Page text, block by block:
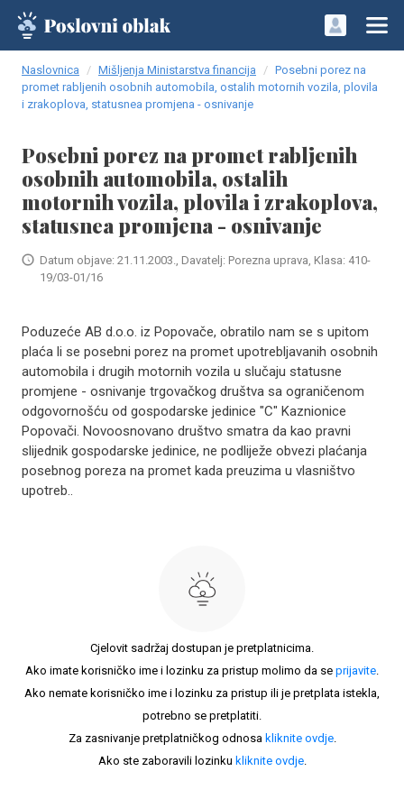
Naslovnica Mišljenja Ministarstva financija
Posebni porez na
promet rabljenih osobnih automobila, ostalih motornih vozila, plovila
i zrakoplova, statusnea promjena - osnivanje
Posebni porez na promet rabljenih
osobnih automobila, ostalih
motornih vozila, plovila i zrakoplova,
statusnea promjena - osnivanje
Datum objave: 21.11.2003., Davatelj: Porezna uprava, Klasa: 410-
19/03-01/16
Poduzeće AB d.o.o. iz Popovače, obratilo nam se s upitom
plaća li se posebni porez na promet upotrebljavanih osobnih
automobila i drugih motornih vozila u slučaju statusne
promjene - osnivanje trgovačkog društva sa ograničenom
odgovornošću od gospodarske jedinice "C" Kaznionice
Popovači. Novoosnovano društvo smatra da kao pravni
slijednik gospodarske jedinice, ne podliježe obvezi plaćanja
posebnog poreza na promet kada preuzima u vlasništvo
upotreb..
Cjelovit sadržaj dostupan je pretplatnicima.
Ako imate korisničko ime i lozinku za pristup molimo da se prijavite.
Ako nemate korisničko ime i lozinku za pristup ili je pretplata istekla,
potrebno se pretplatiti.
Za zasnivanje pretplatničkog odnosa kliknite ovdje.
Ako ste zaboravili lozinku kliknite ovdje.